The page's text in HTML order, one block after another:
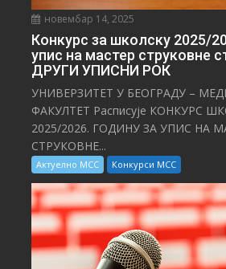
новембар 14, 2025
Конкурс за школску 2025/⁠
упис на мастер струковне
ДРУГИ УПИСНИ РОК
УНИВЕРЗИТЕТ У БЕОГРАДУ –
ФАКУЛТЕТ Расписује КОНКУРС
2025/⁠2026. ГОДИНУ ЗА УПИС НА
СТРУКОВНЕ...
Актуелно МСС Конкурси МСС